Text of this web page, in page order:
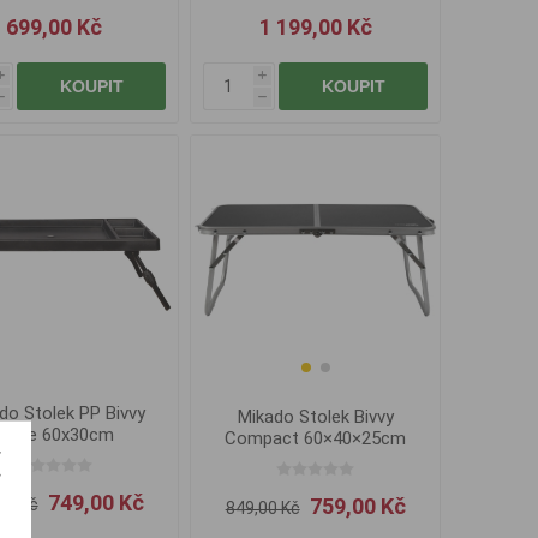
699,00 Kč
KOUPIT
1 199,00 Kč
i
h
KOUPIT
Stolek PP Bivvy
Table 60x30cm
Kč 749,00 Kč
Mikado Stolek Bivvy
Compact 60×40×25cm
849,00 Kč 759,00 Kč